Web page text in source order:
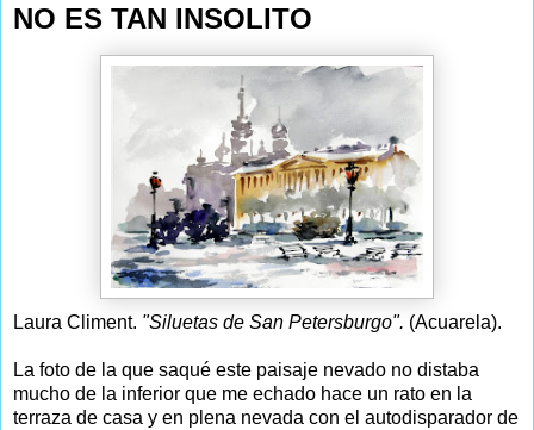
NO ES TAN INSOLITO
Laura Climent. "Siluetas de San Petersburgo". (Acuarela).
La foto de la que saqué este paisaje nevado no distaba
mucho de la inferior que me echado hace un rato en la
terraza de casa y en plena nevada con el autodisparador de